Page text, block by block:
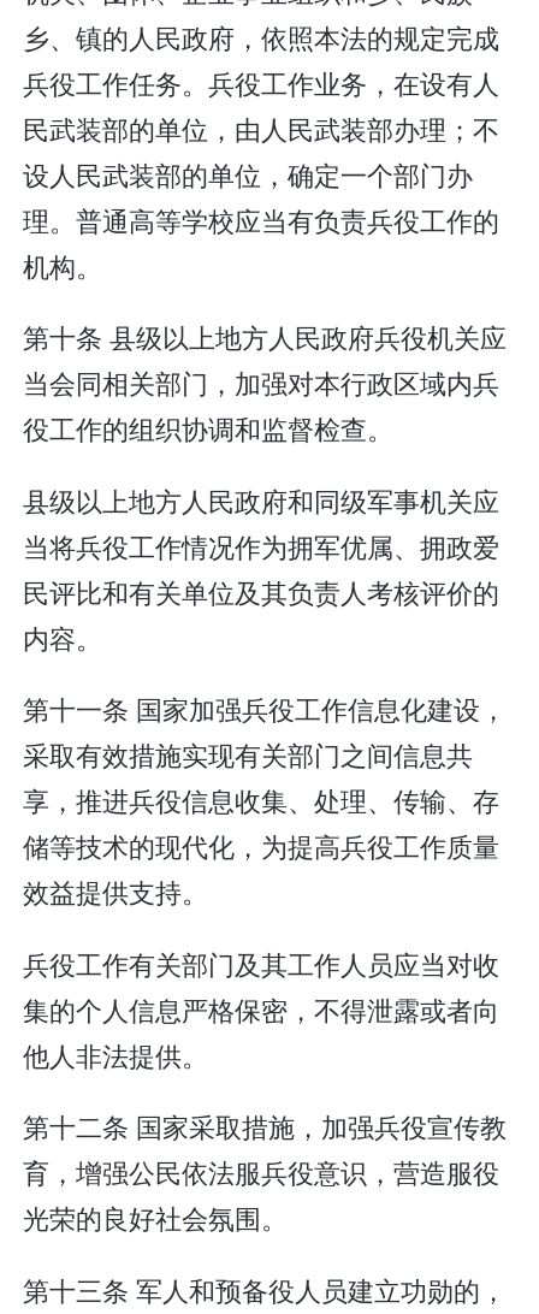
乡、镇的人民政府，依照本法的规定完成
兵役工作任务。兵役工作业务，在设有人
民武装部的单位，由人民武装部办理；不
设人民武装部的单位，确定一个部门办
理。普通高等学校应当有负责兵役工作的
机构。
第十条 县级以上地方人民政府兵役机关应
当会同相关部门，加强对本行政区域内兵
役工作的组织协调和监督检查。
县级以上地方人民政府和同级军事机关应
当将兵役工作情况作为拥军优属、拥政爱
民评比和有关单位及其负责人考核评价的
内容。
第十一条 国家加强兵役工作信息化建设，
采取有效措施实现有关部门之间信息共
享，推进兵役信息收集、处理、传输、存
储等技术的现代化，为提高兵役工作质量
效益提供支持。
兵役工作有关部门及其工作人员应当对收
集的个人信息严格保密，不得泄露或者向
他人非法提供。
第十二条 国家采取措施，加强兵役宣传教
育，增强公民依法服兵役意识，营造服役
光荣的良好社会氛围。
第十三条 军人和预备役人员建立功勋的，